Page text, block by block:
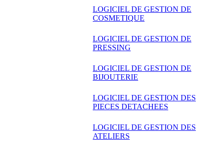
LOGICIEL DE GESTION DE
COSMETIQUE
LOGICIEL DE GESTION DE
PRESSING
LOGICIEL DE GESTION DE
BIJOUTERIE
LOGICIEL DE GESTION DES
PIECES DETACHEES
LOGICIEL DE GESTION DES
ATELIERS